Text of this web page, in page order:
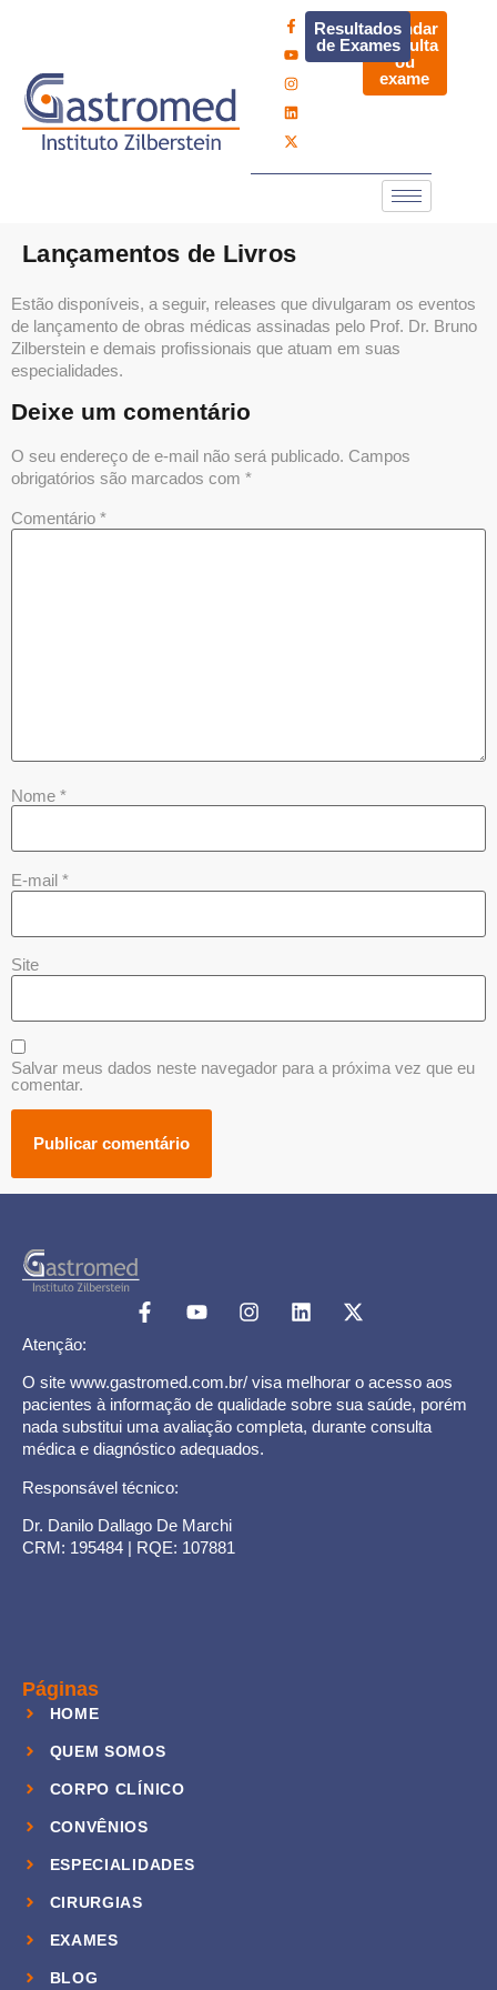
Agendar
consulta
ou
exame
Resultados
de Exames
Lançamentos de Livros
Estão disponíveis, a seguir, releases que divulgaram os eventos
de lançamento de obras médicas assinadas pelo Prof. Dr. Bruno
Zilberstein e demais profissionais que atuam em suas
especialidades.
Deixe um comentário
O seu endereço de e-mail não será publicado. Campos
obrigatórios são marcados com *
Comentário *
Nome *
E-mail *
Site
Salvar meus dados neste navegador para a próxima vez que eu
comentar.
Atenção:
O site www.gastromed.com.br/ visa melhorar o acesso aos
pacientes à informação de qualidade sobre sua saúde, porém
nada substitui uma avaliação completa, durante consulta
médica e diagnóstico adequados.
Responsável técnico:
Dr. Danilo Dallago De Marchi
CRM: 195484 | RQE: 107881
Páginas
HOME
QUEM SOMOS
CORPO CLÍNICO
CONVÊNIOS
ESPECIALIDADES
CIRURGIAS
EXAMES
BLOG